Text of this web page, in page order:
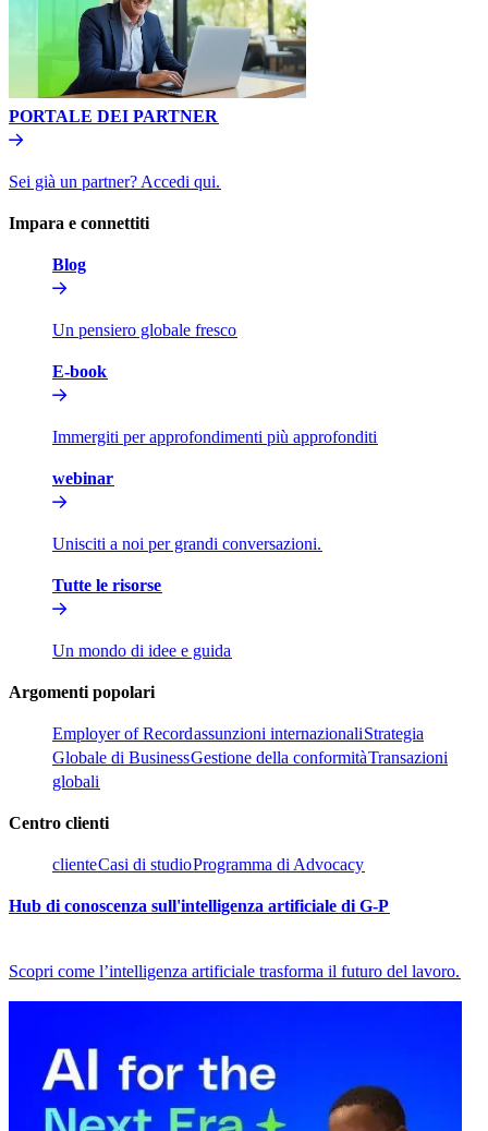
PORTALE DEI PARTNER​​
Sei già un partner? Accedi qui.​​
Impara e connettiti​​
Blog​​
Un pensiero globale fresco​​
E-book​​
Immergiti per approfondimenti più approfonditi​​
webinar​​
Unisciti a noi per grandi conversazioni.​​
Tutte le risorse​​
Un mondo di idee e guida​​
Argomenti popolari​​
Employer of Record​​assunzioni internazionali​​Strategia
Globale di Business​​Gestione della conformità​​Transazioni
globali​​
Centro clienti​​
cliente​​Casi di studio​​Programma di Advocacy​​
Hub di conoscenza sull'intelligenza artificiale di G-P​​
Scopri come l’intelligenza artificiale trasforma il futuro del lavoro.​​